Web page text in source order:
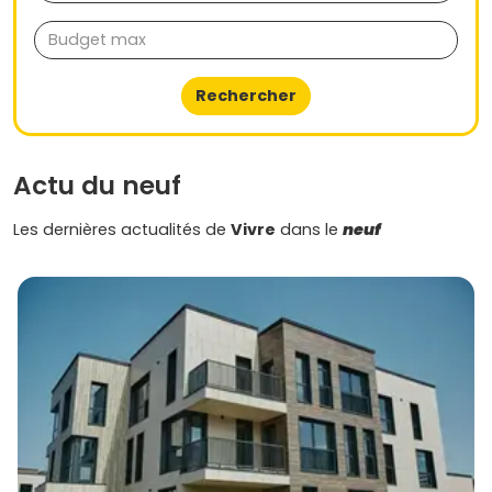
emplacement, budget et style de vie sur Vivre dans le
neuf.
Rechercher
Actu du neuf
Les dernières actualités de Vivre dans le neuf